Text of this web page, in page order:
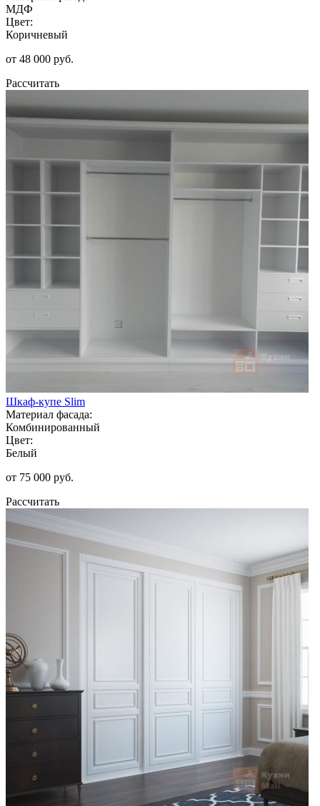
МДФ
Цвет:
Коричневый
от 48 000 руб.
Рассчитать
Шкаф-купе Slim
Материал фасада:
Комбинированный
Цвет:
Белый
от 75 000 руб.
Рассчитать